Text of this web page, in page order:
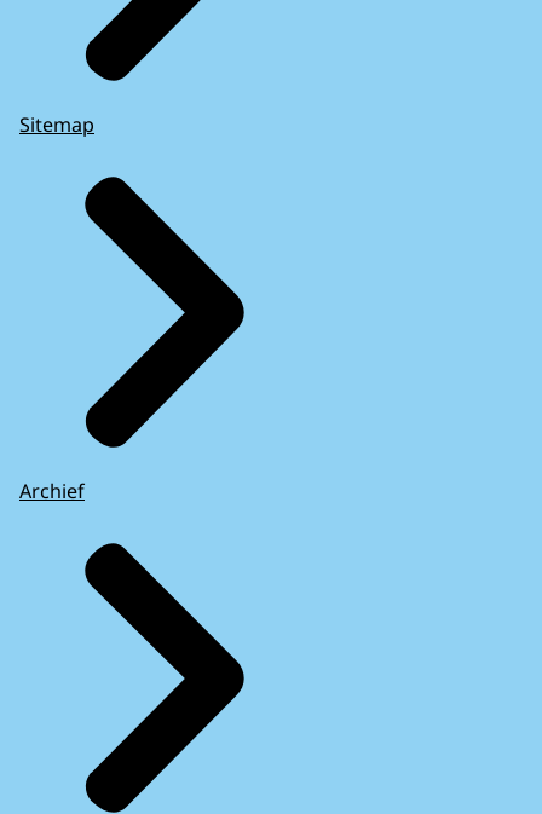
Sitemap
Archief